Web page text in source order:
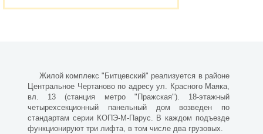
Жилой комплекс "Битцевский" реализуется в районе
Центральное Чертаново по адресу ул. Красного Маяка,
вл. 13 (станция метро "Пражская"). 18-этажный
четырехсекционный панельный дом возведен по
стандартам серии КОПЭ-М-Парус. В каждом подъезде
функционируют три лифта, в том числе два грузовых.